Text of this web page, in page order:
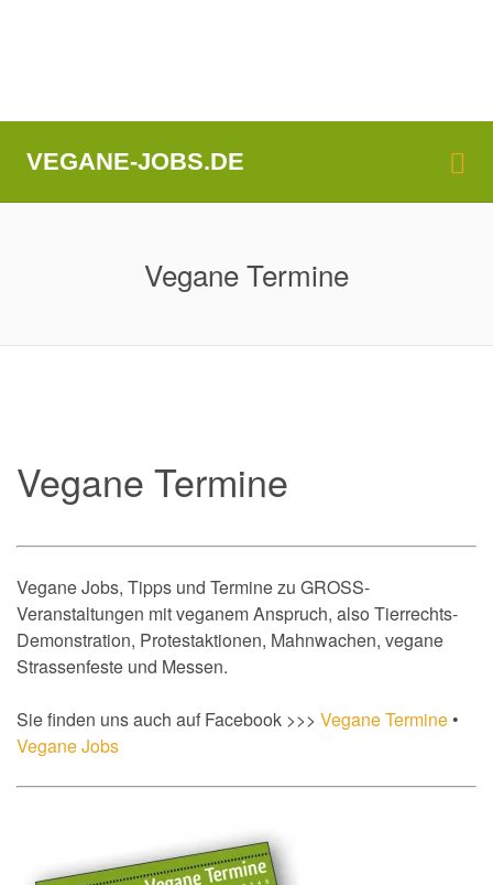
VEGANE-JOBS.DE
Vegane Termine
Vegane Termine
Vegane Jobs, Tipps und Termine zu GROSS-
Veranstaltungen mit veganem Anspruch, also Tierrechts-
Demonstration, Protestaktionen, Mahnwachen, vegane
Strassenfeste und Messen.
Sie finden uns auch auf Facebook >>> Vegane Termine •
Vegane Jobs